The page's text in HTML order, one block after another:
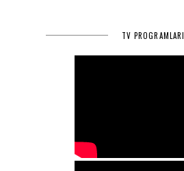
TV PROGRAMLARI